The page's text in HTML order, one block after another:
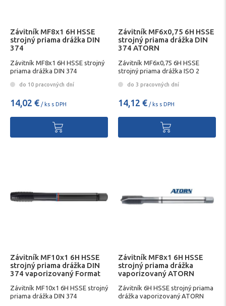
Závitník MF8x1 6H HSSE
strojný priama drážka DIN
374
Závitník MF8x1 6H HSSE strojný
priama drážka DIN 374
do 10 pracovných dní
14,02 € / ks s DPH
Závitník MF6x0,75 6H HSSE
strojný priama drážka DIN
374 ATORN
Závitník MF6x0,75 6H HSSE
strojný priama drážka ISO 2
do 3 pracovných dní
14,12 € / ks s DPH
Závitník MF10x1 6H HSSE
strojný priama drážka DIN
374 vaporizovaný Format
Závitník MF10x1 6H HSSE strojný
priama drážka DIN 374
Závitník MF8x1 6H HSSE
strojný priama drážka
vaporizovaný ATORN
Závitník 6H HSSE strojný priama
drážka vaporizovaný ATORN